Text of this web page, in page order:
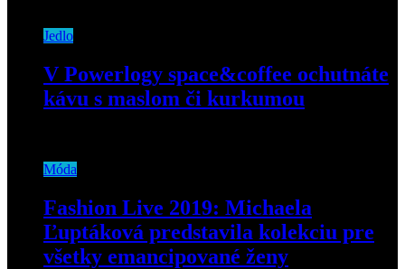
Jedlo
V Powerlogy space&coffee ochutnáte
kávu s maslom či kurkumou
Móda
Fashion Live 2019: Michaela
Ľuptáková predstavila kolekciu pre
všetky emancipované ženy